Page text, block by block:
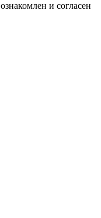
ознакомлен и согласен